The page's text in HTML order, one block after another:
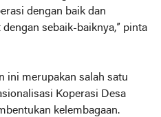
dengan baik dan
sebaik-baiknya,” pinta
ini merupakan salah satu
Koperasi Desa
kelembagaan.